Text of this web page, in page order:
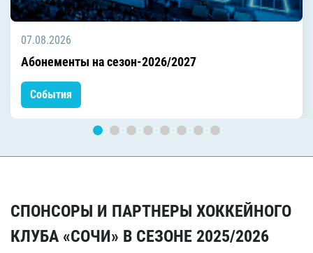
07.08.2026
Абонементы на сезон-2026/2027
События
СПОНСОРЫ И ПАРТНЕРЫ ХОККЕЙНОГО
КЛУБА «СОЧИ» В СЕЗОНЕ 2025/2026